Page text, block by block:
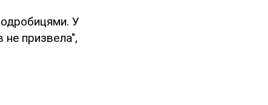
У
не призвела",